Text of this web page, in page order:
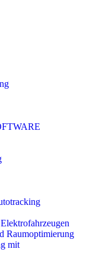
Raumoptimierung
mit